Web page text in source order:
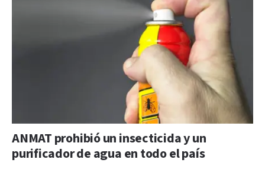
ANMAT prohibió un insecticida y un
purificador de agua en todo el país